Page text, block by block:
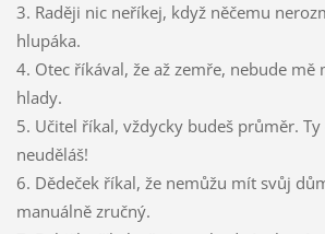
3. Raději nic neříkej, když něčemu
hlupáka.
4. Otec říkával, že až zemře, nebude
hlady.
5. Učitel říkal, vždycky budeš průměr.
neuděláš!
6. Dědeček říkal, že nemůžu mít svůj
manuálně zručný.